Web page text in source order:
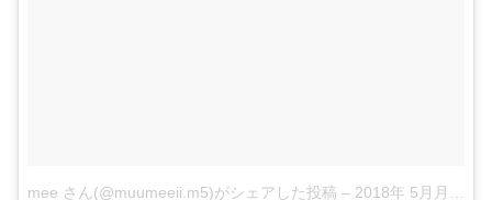
mee さん(@muumeeii.m5)がシェアした投稿 – 2018年 5月月18日午後10時54分PDT